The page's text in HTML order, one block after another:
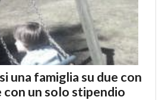
una famiglia su due con
un solo stipendio